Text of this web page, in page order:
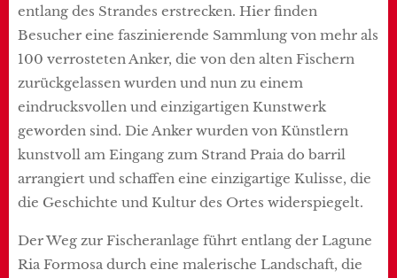
entlang des Strandes erstrecken. Hier finden
Besucher eine faszinierende Sammlung von mehr als
100 verrosteten Anker, die von den alten Fischern
zurückgelassen wurden und nun zu einem
eindrucksvollen und einzigartigen Kunstwerk
geworden sind. Die Anker wurden von Künstlern
kunstvoll am Eingang zum Strand Praia do barril
arrangiert und schaffen eine einzigartige Kulisse, die
die Geschichte und Kultur des Ortes widerspiegelt.
Der Weg zur Fischeranlage führt entlang der Lagune
Ria Formosa durch eine malerische Landschaft, die